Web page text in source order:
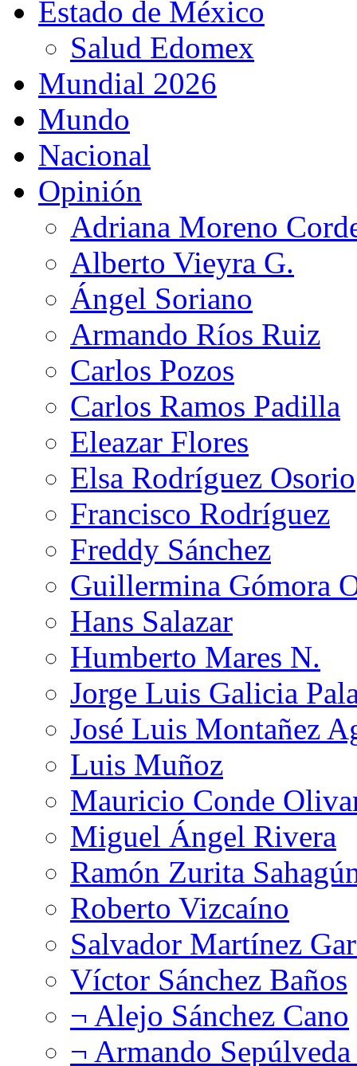
Estado de México
Salud Edomex
Mundial 2026
Mundo
Nacional
Opinión
Adriana Moreno
Alberto Vieyra G.
Ángel Soriano
Armando Ríos Ruiz
Carlos Pozos
Carlos Ramos Padilla
Eleazar Flores
Elsa Rodríguez Osorio
Francisco Rodríguez
Freddy Sánchez
Guillermina Gómora
Hans Salazar
Humberto Mares N.
Jorge Luis Galicia
José Luis Montañez
Luis Muñoz
Mauricio Conde
Miguel Ángel Rivera
Ramón Zurita
Roberto Vizcaíno
Salvador Martínez
Víctor Sánchez Baños
¬ Alejo Sánchez Cano
¬ Armando